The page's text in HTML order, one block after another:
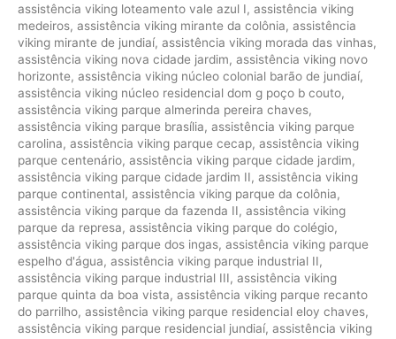
assistência viking loteamento vale azul I, assistência viking
medeiros, assistência viking mirante da colônia, assistência
viking mirante de jundiaí, assistência viking morada das vinhas,
assistência viking nova cidade jardim, assistência viking novo
horizonte, assistência viking núcleo colonial barão de jundiaí,
assistência viking núcleo residencial dom g poço b couto,
assistência viking parque almerinda pereira chaves,
assistência viking parque brasília, assistência viking parque
carolina, assistência viking parque cecap, assistência viking
parque centenário, assistência viking parque cidade jardim,
assistência viking parque cidade jardim II, assistência viking
parque continental, assistência viking parque da colônia,
assistência viking parque da fazenda II, assistência viking
parque da represa, assistência viking parque do colégio,
assistência viking parque dos ingas, assistência viking parque
espelho d'água, assistência viking parque industrial II,
assistência viking parque industrial III, assistência viking
parque quinta da boa vista, assistência viking parque recanto
do parrilho, assistência viking parque residencial eloy chaves,
assistência viking parque residencial jundiaí, assistência viking